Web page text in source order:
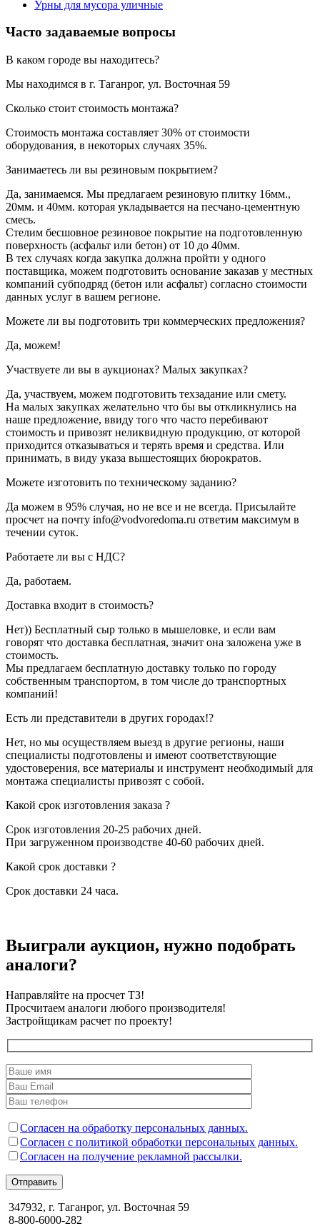
Урны для мусора уличные
Часто задаваемые вопросы
В каком городе вы находитесь?
Мы находимся в г. Таганрог, ул. Восточная 59
Сколько стоит стоимость монтажа?
Стоимость монтажа составляет 30% от стоимости
оборудования, в некоторых случаях 35%.
Занимаетесь ли вы резиновым покрытием?
Да, занимаемся. Мы предлагаем резиновую плитку 16мм.,
20мм. и 40мм. которая укладывается на песчано-цементную
смесь.
Стелим бесшовное резиновое покрытие на подготовленную
поверхность (асфальт или бетон) от 10 до 40мм.
В тех случаях когда закупка должна пройти у одного
поставщика, можем подготовить основание заказав у местных
компаний субподряд (бетон или асфальт) согласно стоимости
данных услуг в вашем регионе.
Можете ли вы подготовить три коммерческих предложения?
Да, можем!
Участвуете ли вы в аукционах? Малых закупках?
Да, участвуем, можем подготовить техзадание или смету.
На малых закупках желательно что бы вы откликнулись на
наше предложение, ввиду того что часто перебивают
стоимость и привозят неликвидную продукцию, от которой
приходится отказываться и терять время и средства. Или
принимать, в виду указа вышестоящих бюрократов.
Можете изготовить по техническому заданию?
Да можем в 95% случая, но не все и не всегда. Присылайте
просчет на почту info@vodvoredoma.ru ответим максимум в
течении суток.
Работаете ли вы с НДС?
Да, работаем.
Доставка входит в стоимость?
Нет)) Бесплатный сыр только в мышеловке, и если вам
говорят что доставка бесплатная, значит она заложена уже в
стоимость.
Мы предлагаем бесплатную доставку только по городу
собственным транспортом, в том числе до транспортных
компаний!
Есть ли представители в других городах!?
Нет, но мы осуществляем выезд в другие регионы, наши
специалисты подготовлены и имеют соответствующие
удостоверения, все материалы и инструмент необходимый для
монтажа специалисты привозят с собой.
Какой срок изготовления заказа ?
Срок изготовления 20-25 рабочих дней.
При загруженном производстве 40-60 рабочих дней.
Какой срок доставки ?
Срок доставки 24 часа.
Выиграли аукцион, нужно подобрать
аналоги?
Направляйте на просчет ТЗ!
Просчитаем аналоги любого производителя!
Застройщикам расчет по проекту!
Согласен на обработку персональных данных.
Согласен с политикой обработки персональных данных.
Согласен на получение рекламной рассылки.
Отправить
347932, г. Таганрог, ул. Восточная 59
8-800-6000-282